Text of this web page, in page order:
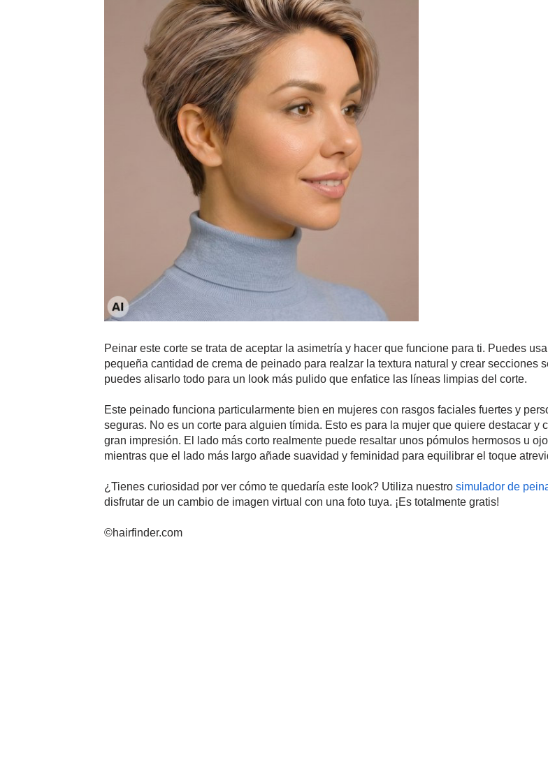
Peinar este corte se trata de aceptar la asimetría y hacer que funcione para ti. Puedes
pequeña cantidad de crema de peinado para realzar la textura natural y crear secciones
puedes alisarlo todo para un look más pulido que enfatice las líneas limpias del corte.
Este peinado funciona particularmente bien en mujeres con rasgos faciales fuertes y
seguras. No es un corte para alguien tímida. Esto es para la mujer que quiere destacar y
gran impresión. El lado más corto realmente puede resaltar unos pómulos hermosos u
mientras que el lado más largo añade suavidad y feminidad para equilibrar el toque
¿Tienes curiosidad por ver cómo te quedaría este look? Utiliza nuestro simulador de
disfrutar de un cambio de imagen virtual con una foto tuya. ¡Es totalmente gratis!
©hairfinder.com